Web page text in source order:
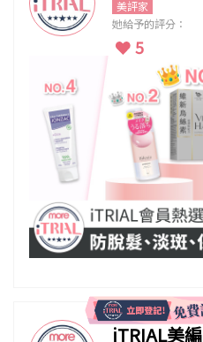
美評家
她給予的評分：
5
iTRIAL美編